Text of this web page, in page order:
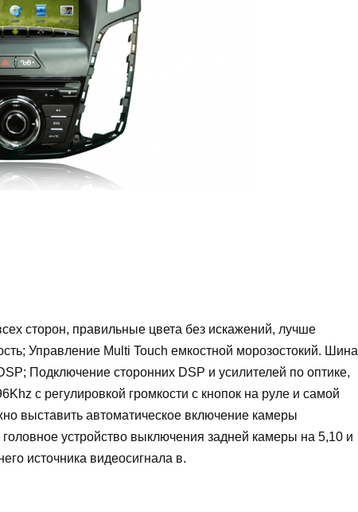
сторон, правильные цвета без искажений, лучше
Управление Multi Touch емкостной морозостокий. Шина
Подключение сторонних DSP и усилителей по оптике,
с регулировкой громкости с кнопок на руле и самой
выставить автоматическое включение камеры
устройство выключения задней камеры на 5,10 и
источника видеосигнала в.